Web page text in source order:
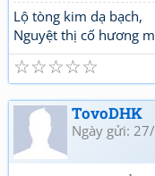
Lộ tòng kim dạ bạch,
Nguyệt thị cố hương
☆
☆
☆
☆
☆
TovoDHK
Ngày gửi: